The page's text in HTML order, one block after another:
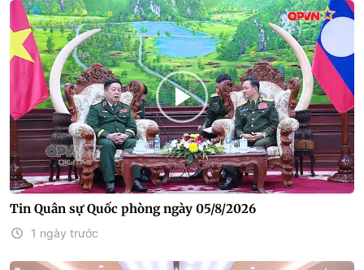
Tin Quân sự Quốc phòng ngày 05/8/2026
1 ngày trước